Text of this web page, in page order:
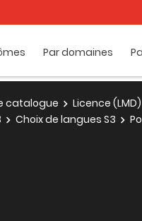
Par domaines
catalogue Licence (LMD)
Choix de langues S3